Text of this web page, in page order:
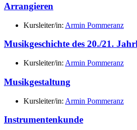
Arrangieren
Kursleiter/in: Armin Pommeranz
Musikgeschichte des 20./21.
Kursleiter/in: Armin Pommeranz
Musikgestaltung
Kursleiter/in: Armin Pommeranz
Instrumentenkunde